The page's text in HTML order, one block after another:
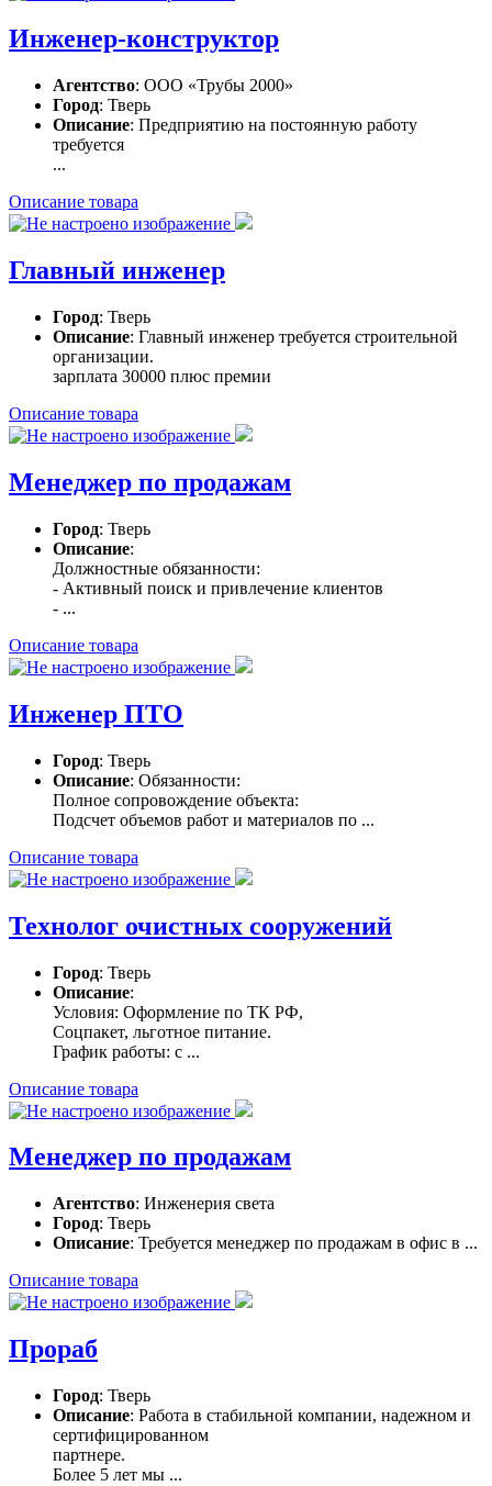
Инженер-конструктор
Агентство: ООО «Трубы 2000»
Город: Тверь
Описание: Предприятию на постоянную работу
требуется
...
Описание товара
Главный инженер
Город: Тверь
Описание: Главный инженер требуется строительной
организации.
зарплата 30000 плюс премии
Описание товара
Менеджер по продажам
Город: Тверь
Описание:
Должностные обязанности:
- Активный поиск и привлечение клиентов
- ...
Описание товара
Инженер ПТО
Город: Тверь
Описание: Обязанности:
Полное сопровождение объекта:
Подсчет объемов работ и материалов по ...
Описание товара
Технолог очистных сооружений
Город: Тверь
Описание:
Условия: Оформление по ТК РФ,
Соцпакет, льготное питание.
График работы: с ...
Описание товара
Менеджер по продажам
Агентство: Инженерия света
Город: Тверь
Описание: Требуется менеджер по продажам в офис в ...
Описание товара
Прораб
Город: Тверь
Описание: Работа в стабильной компании, надежном и
сертифицированном
партнере.
Более 5 лет мы ...